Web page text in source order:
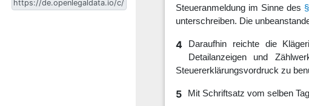
Steueranmeldung im Sinne des
unterschreiben. Die
4
Daraufhin reichte die
Detailanzeigen und
Steuererklärungsvordruck zu
5 Mit Schriftsatz vom selben